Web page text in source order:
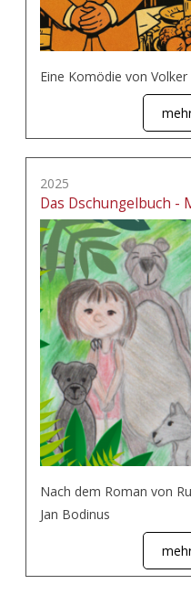
Eine Komödie von
2025
Das Dschungelbuch -
Nach dem Roman von
Jan Bodinus